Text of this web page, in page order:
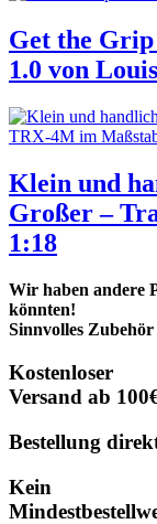
Get the
1.0 von
Klein und
Großer –
1:18
Wir haben andere
könnten!
Sinnvolles Zubehör
Kostenloser
Versand ab
Bestellung
Kein